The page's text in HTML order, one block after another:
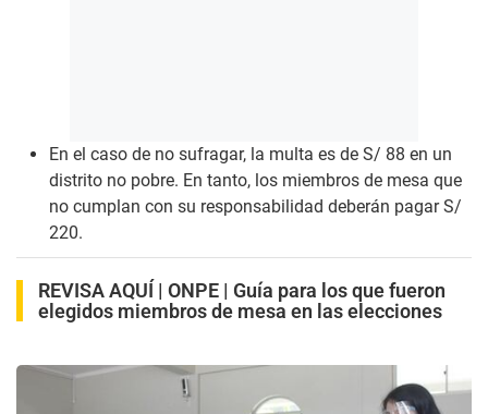
En el caso de no sufragar, la multa es de S/ 88 en un
distrito no pobre. En tanto, los miembros de mesa que
no cumplan con su responsabilidad deberán pagar S/
220.
REVISA AQUÍ | ONPE | Guía para los que fueron
elegidos miembros de mesa en las elecciones